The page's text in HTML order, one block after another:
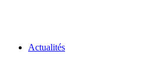
Actualités